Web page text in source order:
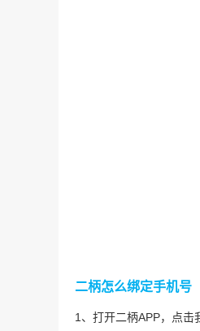
二柄怎么绑定手机号
1、打开二柄APP，点击